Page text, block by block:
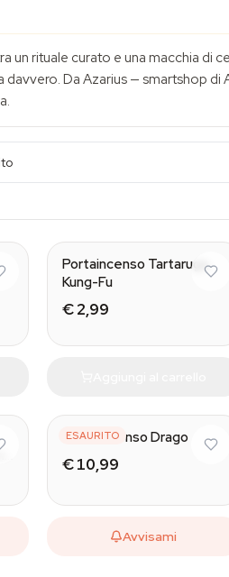
rituale curato e una macchia di
Da Azarius — smartshop
Portaincenso Tartaruga
Kung-Fu
€ 2,99
ESAURITO
Porta incenso Drago
€ 10,99
Avvisami